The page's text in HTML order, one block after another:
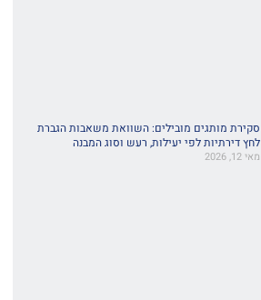
סקירת מותגים מובילים: השוואת משאבות הגברת
לחץ דירתיות לפי יעילות, רעש וסוג המבנה
מאי 12, 2026